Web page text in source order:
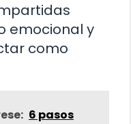
emocional y
como
6 pasos